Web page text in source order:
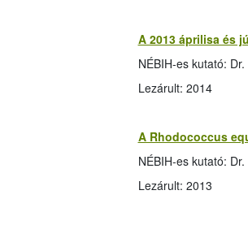
A 2013 áprilisa és
NÉBIH-es kutató:
Lezárult: 2014
A Rhodococcus
NÉBIH-es kutató:
Lezárult: 2013